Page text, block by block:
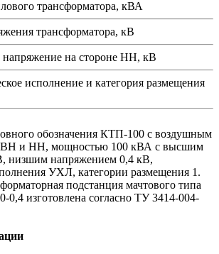
трансформатора, кВА
трансформатора, кВ
напряжение на стороне НН, кВ
исполнение и категория размещения
обозначения КТП-100 с воздушным
ВН и НН, мощностью 100 кВА с высшим
низшим напряжением 0,4 кВ,
УХЛ, категории размещения 1.
подстанция мачтового типа
изготовлена согласно ТУ 3414-004-